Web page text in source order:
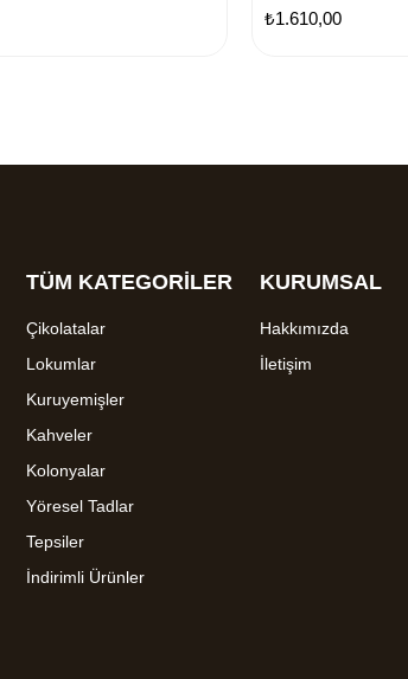
₺1.610,00
TÜM KATEGORİLER
Çikolatalar
Lokumlar
Kuruyemişler
Kahveler
Kolonyalar
Yöresel Tadlar
Tepsiler
İndirimli Ürünler
KURUMSAL
Hakkımızda
İletişim